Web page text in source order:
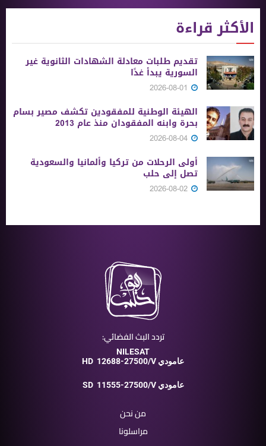
الأكثر قراءة
تقديم طلبات معادلة الشهادات الثانوية ‏غير
السورية يبدأ غدًا
الهيئة الوطنية للمفقودين تكشف مصير بسام
بحرة وابنه المفقودان منذ عام 2013
أولى الرحلات من ‏تركيا وألمانيا والسعودية
تصل إلى حلب
تردد البث الفضائي:
NILESAT
HD
12688-27500/V عامودي
SD 11555-27500/V عامودي
من نحن
مراسلونا